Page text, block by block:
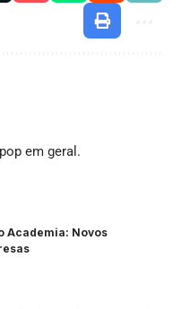
em geral.
Academia: Novos